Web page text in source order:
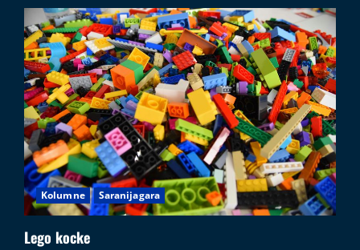
Kolumne Saranijagara
Lego kocke